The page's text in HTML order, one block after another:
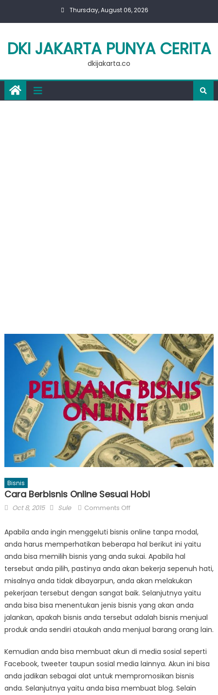
Thursday, August 06, 2026
DKI JAKARTA PUNYA CERITA
dkijakarta.co
Bisnis
Cara Berbisnis Online Sesuai Hobi
Posted
Oct 8, 2015 Author
Sule Comments Offon
Berbisnis
Online
Sesuai
Apabila anda ingin menggeluti bisnis online tanpa modal,
anda harus memperhatikan beberapa hal berikut ini yaitu
anda bisa memilih bisnis yang anda sukai. Apabila hal
tersebut anda pilih, pastinya anda akan bekerja sepenuh hati,
misalnya anda tidak dibayarpun, anda akan melakukan
pekerjaan tersebut dengan sangat baik. Selanjutnya yaitu
anda bisa bisa menentukan jenis bisnis yang akan anda
jalankan, apakah bisnis anda tersebut adalah bisnis menjual
produk anda sendiri ataukah anda menjual barang orang lain.
Kemudian anda bisa membuat akun di media sosial seperti
Facebook, tweeter taupun sosial media lainnya. Akun ini bisa
anda jadikan sebagai alat untuk mempromosikan bisnis
anda. Selanjutnya yaitu anda bisa membuat blog. Selain